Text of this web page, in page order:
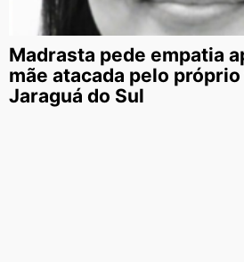
Madrasta pede empatia
mãe atacada pelo
Jaraguá do Sul